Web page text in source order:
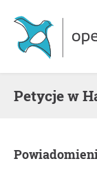
Petycje w